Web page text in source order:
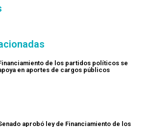
de los partidos políticos se
en aportes de cargos públicos
aprobó ley de Financiamiento de los